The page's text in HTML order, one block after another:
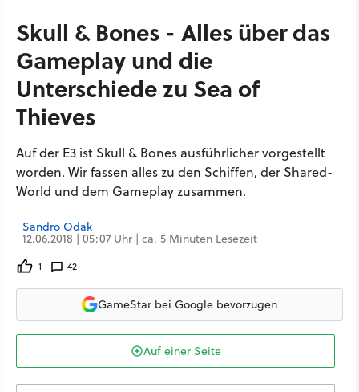
Skull & Bones - Alles über das
Gameplay und die
Unterschiede zu Sea of
Thieves
Auf der E3 ist Skull & Bones ausführlicher vorgestellt
worden. Wir fassen alles zu den Schiffen, der Shared-
World und dem Gameplay zusammen.
Sandro Odak
12.06.2018 | 05:07 Uhr | ca. 5 Minuten Lesezeit
1 42
GameStar bei Google bevorzugen
Auf einer Seite